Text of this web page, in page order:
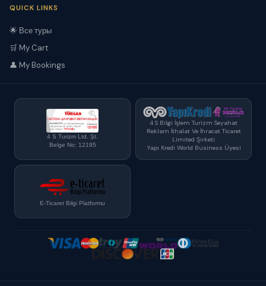
QUICK LINKS
🌟 Все туры
🛒 My Cart
👤 My Bookings
4 S Turizm Ltd. Şt.
Belge No: 12195
4 S Bilgi İşlem Turizm Seyahat
Reklam İthalat Ve İhracat Ticaret
Limited Şirketi
Yapı Kredi World Business Üyesi
E-Ticaret Bilgi Platformu